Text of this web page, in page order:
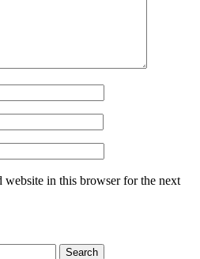
website in this browser for the next